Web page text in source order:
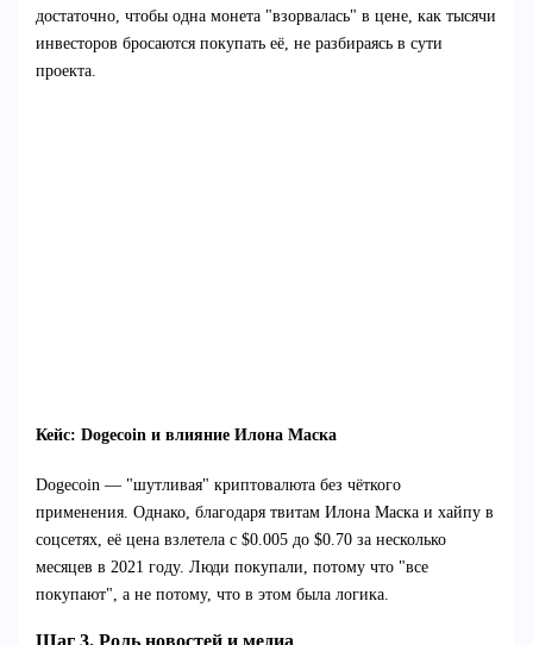
достаточно, чтобы одна монета "взорвалась" в цене, как тысячи
инвесторов бросаются покупать её, не разбираясь в сути
проекта.
Кейс: Dogecoin и влияние Илона Маска
Dogecoin — "шутливая" криптовалюта без чёткого
применения. Однако, благодаря твитам Илона Маска и хайпу в
соцсетях, её цена взлетела с $0.005 до $0.70 за несколько
месяцев в 2021 году. Люди покупали, потому что "все
покупают", а не потому, что в этом была логика.